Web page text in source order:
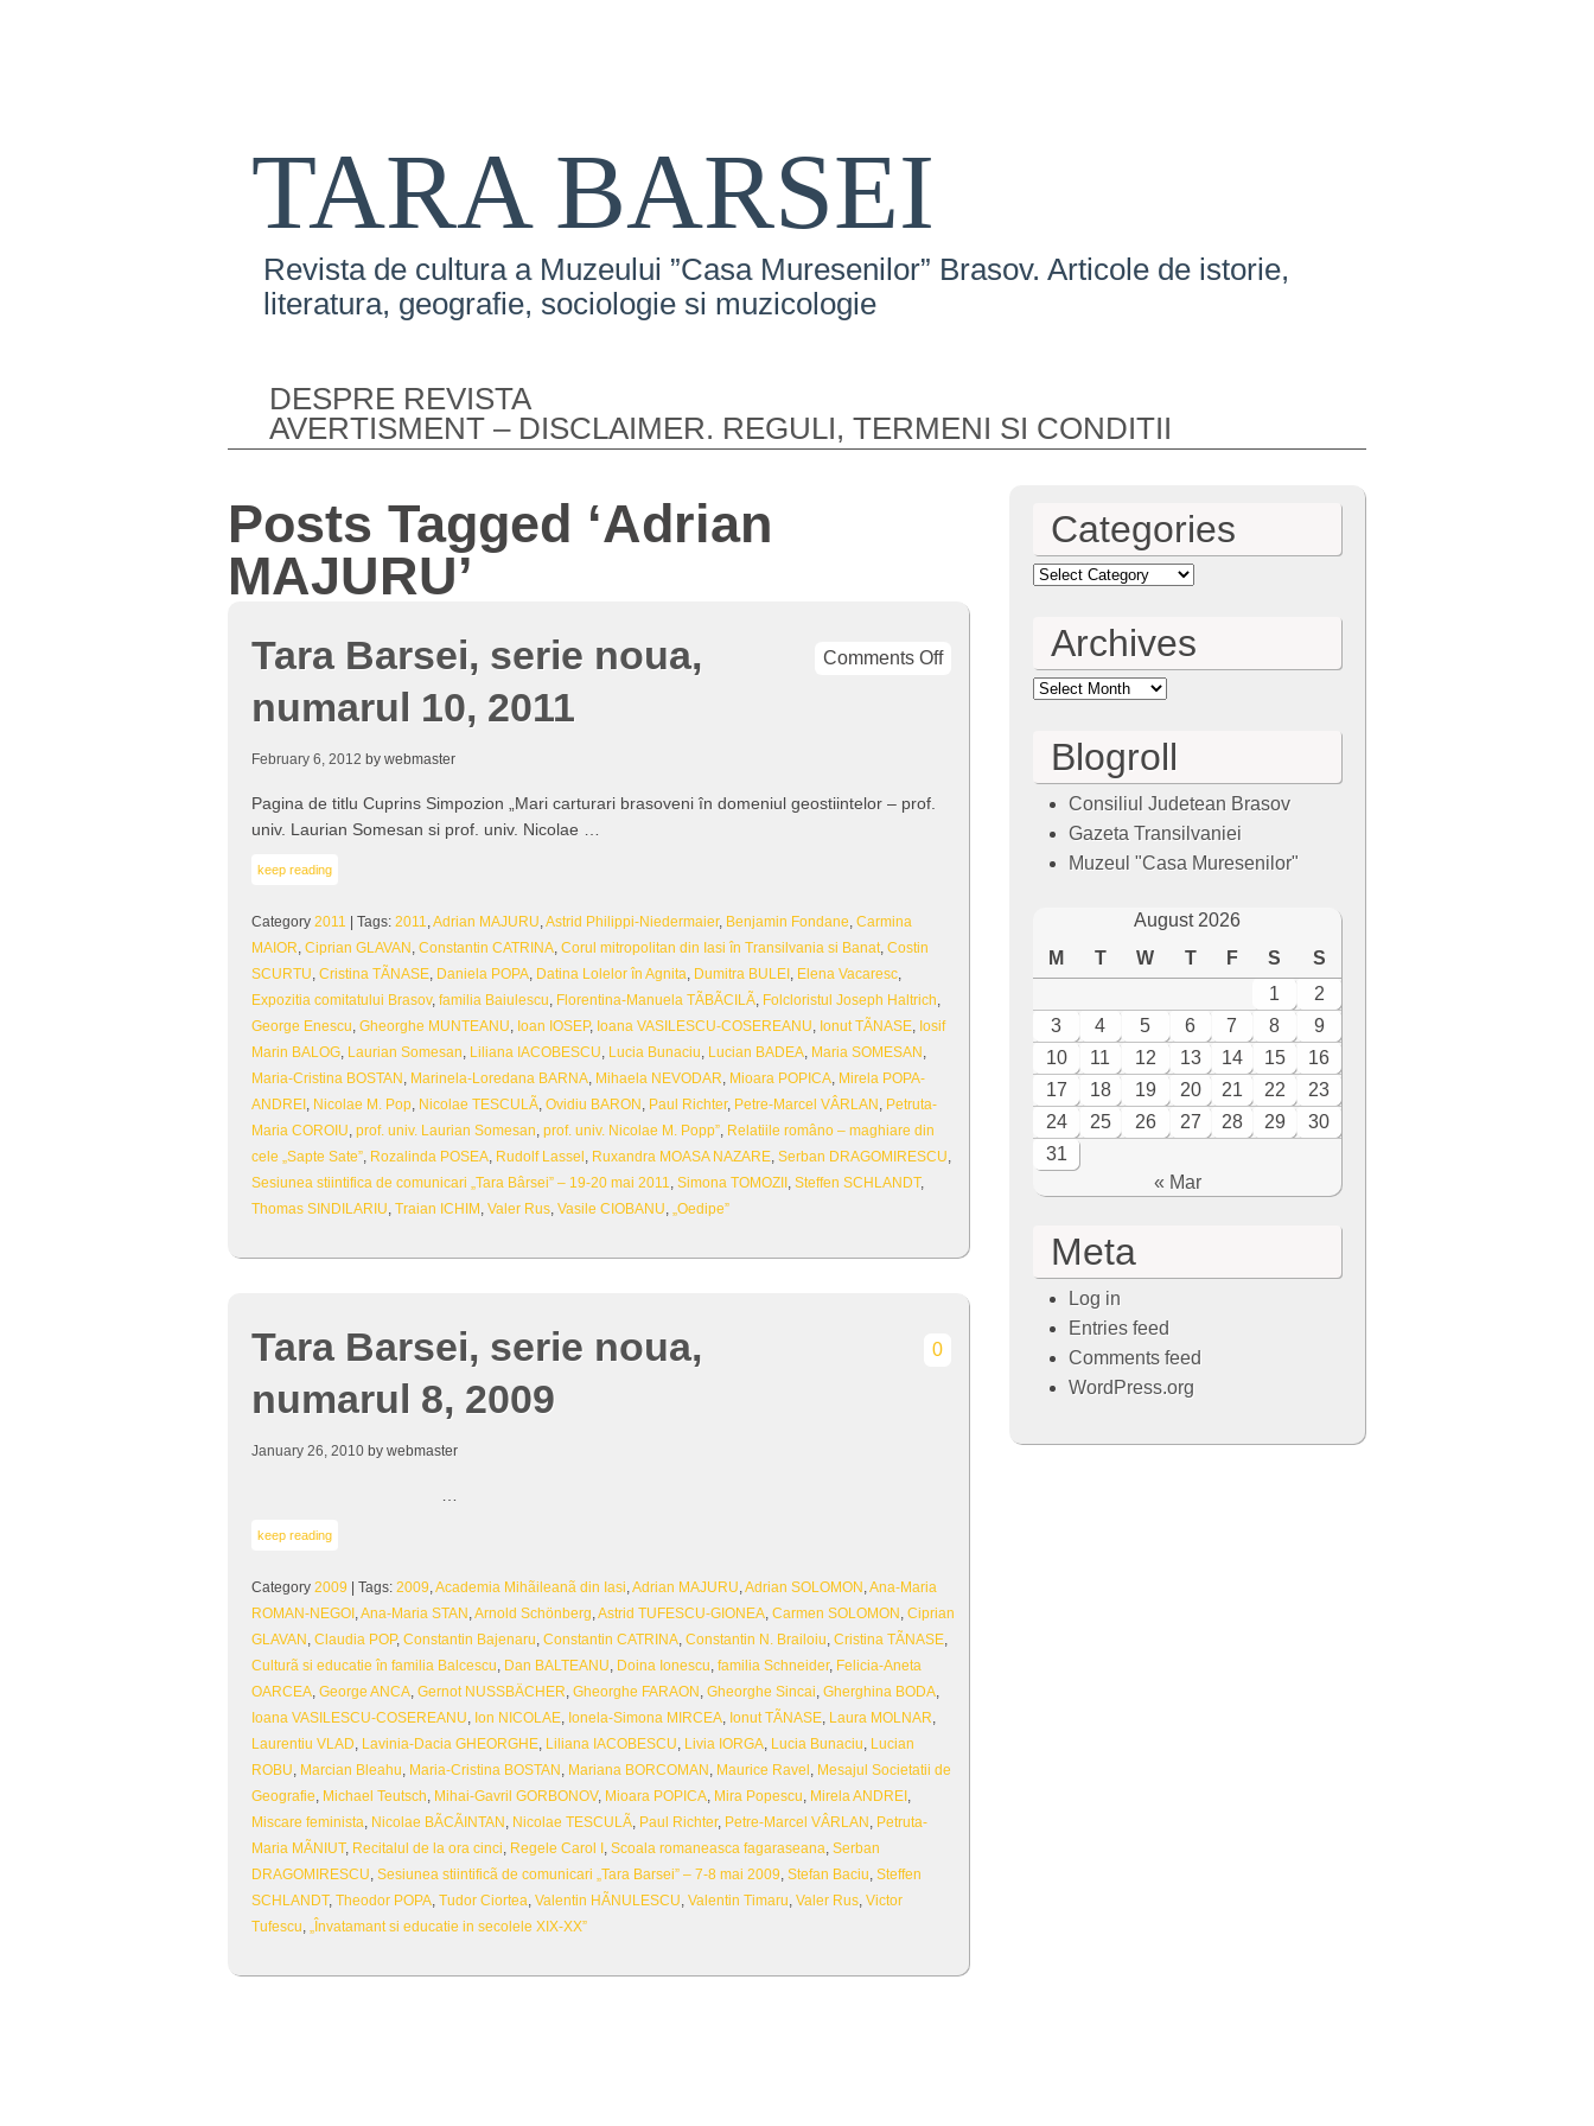
TARA BARSEI
Revista de cultura a Muzeului ”Casa Muresenilor” Brasov. Articole de istorie,
literatura, geografie, sociologie si muzicologie
DESPRE REVISTA
AVERTISMENT – DISCLAIMER. REGULI, TERMENI SI CONDITII
Posts Tagged ‘Adrian
MAJURU’
Tara Barsei, serie noua,
numarul 10, 2011
Comments Offon
February 6, 2012 by webmaster
Pagina de titlu Cuprins Simpozion „Mari carturari brasoveni în domeniul geostiintelor – prof.
univ. Laurian Somesan si prof. univ. Nicolae …
keep reading
Category 2011 | Tags: 2011,Adrian MAJURU,Astrid Philippi-Niedermaier, Benjamin Fondane, Carmina
MAIOR, Ciprian GLAVAN , Constantin CATRINA, Corul mitropolitan din Iasi în Transilvania si Banat, Costin
SCURTU, Cristina TÃNASE, Daniela POPA, Datina Lolelor în Agnita, Dumitra BULEI , Elena Vacaresc,
Expozitia comitatului Brasov, familia Baiulescu, Florentina-Manuela TÃBÃCILÃ, Folcloristul Joseph Haltrich,
George Enescu, Gheorghe MUNTEANU, Ioan IOSEP, Ioana VASILESCU-COSEREANU, Ionut TÃNASE, Iosif
Marin BALOG, Laurian Somesan, Liliana IACOBESCU, Lucia Bunaciu, Lucian BADEA, Maria SOMESAN ,
Maria-Cristina BOSTAN , Marinela-Loredana BARNA, Mihaela NEVODAR, Mioara POPICA, Mirela POPA-
ANDREI , Nicolae M. Pop, Nicolae TESCULÃ, Ovidiu BARON , Paul Richter, Petre-Marcel VÂRLAN , Petruta-
Maria COROIU, prof. univ. Laurian Somesan, prof. univ. Nicolae M. Popp”, Relatiile româno – maghiare din
cele „Sapte Sate”, Rozalinda POSEA, Rudolf Lassel , Ruxandra MOASA NAZARE, Serban DRAGOMIRESCU,
Sesiunea stiintifica de comunicari „Tara Bârsei” – 19-20 mai 2011, Simona TOMOZII , Steffen SCHLANDT,
Thomas SINDILARIU, Traian ICHIM , Valer Rus, Vasile CIOBANU, „Oedipe”
Tara Barsei, serie noua,
numarul 8, 2009
0
January 26, 2010 by webmaster
keep reading
Category 2009 | Tags: 2009,Academia Mihãileanã din Iasi,Adrian MAJURU,Adrian SOLOMON ,Ana-Maria
ROMAN-NEGOI ,Ana-Maria STAN ,Arnold Schönberg,Astrid TUFESCU-GIONEA, Carmen SOLOMON , Ciprian
GLAVAN , Claudia POP, Constantin Bajenaru, Constantin CATRINA, Constantin N. Brailoiu, Cristina TÃNASE,
Culturã si educatie în familia Balcescu, Dan BALTEANU, Doina Ionescu, familia Schneider, Felicia-Aneta
OARCEA, George ANCA, Gernot NUSSBÄCHER, Gheorghe FARAON , Gheorghe Sincai, Gherghina BODA,
Ioana VASILESCU-COSEREANU, Ion NICOLAE, Ionela-Simona MIRCEA, Ionut TÃNASE, Laura MOLNAR,
Laurentiu VLAD, Lavinia-Dacia GHEORGHE, Liliana IACOBESCU, Livia IORGA, Lucia Bunaciu, Lucian
ROBU, Marcian Bleahu, Maria-Cristina BOSTAN , Mariana BORCOMAN , Maurice Ravel , Mesajul Societatii de
Geografie, Michael Teutsch, Mihai-Gavril GORBONOV, Mioara POPICA, Mira Popescu, Mirela ANDREI ,
Miscare feminista, Nicolae BÃCÃINTAN , Nicolae TESCULÃ, Paul Richter, Petre-Marcel VÂRLAN , Petruta-
Maria MÃNIUT, Recitalul de la ora cinci, Regele Carol I , Scoala romaneasca fagaraseana, Serban
DRAGOMIRESCU, Sesiunea stiintificã de comunicari „Tara Barsei” – 7-8 mai 2009, Stefan Baciu, Steffen
SCHLANDT, Theodor POPA, Tudor Ciortea, Valentin HÃNULESCU, Valentin Timaru, Valer Rus, Victor
Tufescu, „Învatamant si educatie in secolele XIX-XX”
Categories
Categories
Archives
Archives
Blogroll
Consiliul Judetean Brasov
Gazeta Transilvaniei
Muzeul "Casa Muresenilor"
August 2026
M
T W T F S
S
1
2
3
4 5 6 7 8
9
10
11 12 13 14 15
16
17
18 19 20 21 22
23
24
25 26 27 28 29
30
31
« Mar
Meta
Log in
Entries feed
Comments feed
WordPress.org